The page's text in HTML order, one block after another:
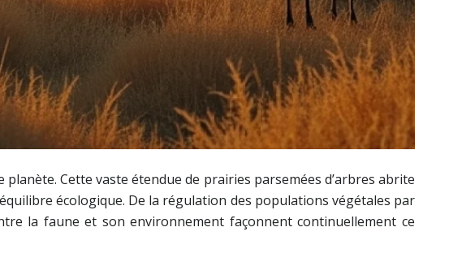
Cette vaste étendue de prairies parsemées d’arbres abrite
écologique. De la régulation des populations végétales par
la faune et son environnement façonnent continuellement ce